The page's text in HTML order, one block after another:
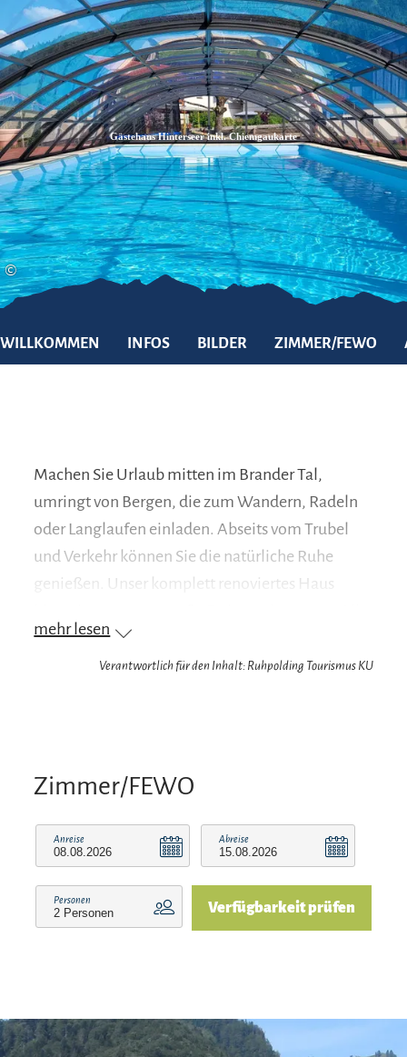
Zum
Inhalt
Zur
Suche
Zum
Footer
©
Gästehaus Hinterseer inkl. Chiemgaukarte
WILLKOMMEN INFOS BILDER ZIMMER/FEWO
Machen Sie Urlaub mitten im Brander Tal,
umringt von Bergen, die zum Wandern, Radeln
oder Langlaufen einladen. Abseits vom Trubel
und Verkehr können Sie die natürliche Ruhe
genießen. Unser komplett renoviertes Haus
Wohnungen sind ausgelegt für 2 - 5 Personen,
mit 2 Schlafzimmern, einer ausziehbaren Couch
Liegestühlen und einen Grillplatz.
Karte
Bei Ihrer Anreise erhalten Sie die Chiemgau
Karte, mit der Sie zahlreiche kostenlose
verschiedenen Museen und geführten
Wanderungen. Auch ein kostenloser Radverleih
mehr lesen
Verantwortlich für den Inhalt: Ruhpolding Tourismus KU
Zimmer/FEWO
Anreise Abreise
Personen Verfügbarkeit prüfen